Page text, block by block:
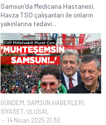
Samsun'da Medicana Hastanesi,
Havza TSO çalışanları ile onların
yakınlarına tedavi...
GÜNDEM, SAMSUN HABERLERİ,
SİYASET, ULUSAL
14 Nisan 2025 21:30